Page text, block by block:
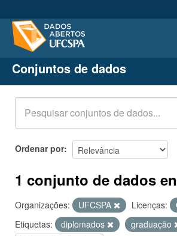
Conjuntos de dados
Organizações
Grupos
Sobre
Conjuntos de dados
Ordenar por
1 conjunto de dados
Organizações: UFCSPA Licenças:
Etiquetas:
diplomados
graduação